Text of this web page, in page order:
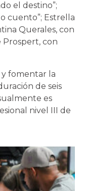
el destino”;
cuento”; Estrella
Querales, con
Prospert, con
y fomentar la
de seis
es
nivel III de